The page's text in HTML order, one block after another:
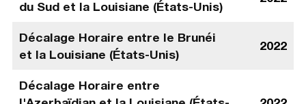
du Sud et la Louisiane (États-Unis)
Décalage Horaire entre le Brunéi
et la Louisiane (États-Unis)
2022
Décalage Horaire entre